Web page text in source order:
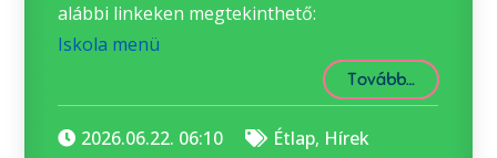
alábbi linkeken megtekinthető:
Iskola menü
Tovább…
2026.06.22. 06:10 Étlap, Hírek